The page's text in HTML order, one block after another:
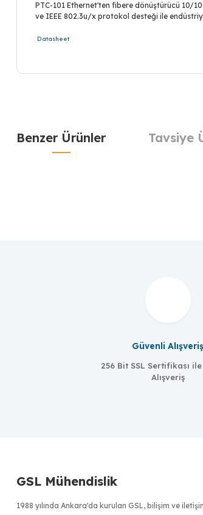
PTC-101 Ethernet'ten fibere dönüştürücü 10/
ve IEEE 802.3u/x protokol desteği ile
Datasheet
Benzer Ürünler Tavsiye
Güvenli Alışveriş
256 Bit SSL Sertifikası
Alışveriş
GSL Mühendislik
1988 yılında Ankara'da kurulan GSL, bilişim ve